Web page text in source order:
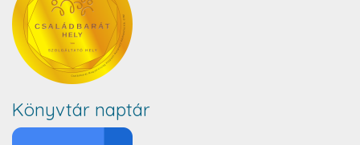
Könyvtár naptár